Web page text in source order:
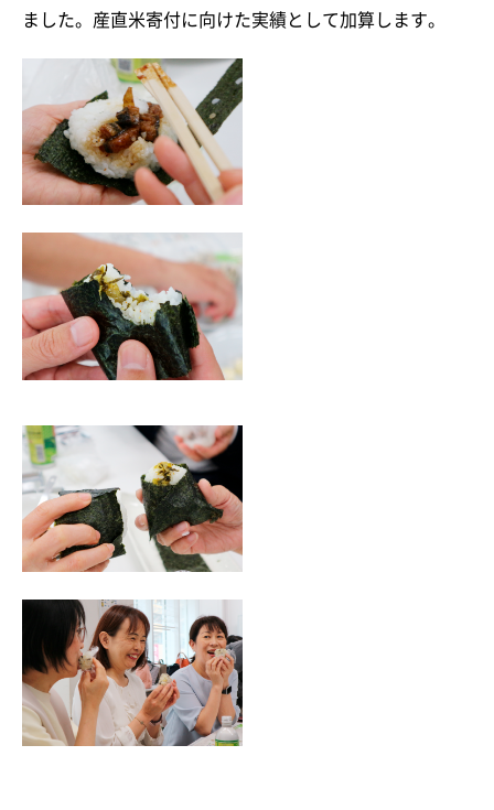
ました。産直米寄付に向けた実績として加算します。